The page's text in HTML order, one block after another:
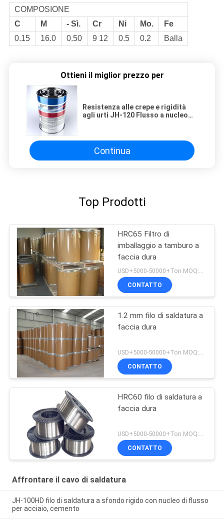
COMPOSIONE
C
M - Sì. Cr Ni Mo.
Fe
0.15
16.0 0.50 9 12 0.5 0.2 Balla
Ottieni il miglior prezzo per
Resistenza alle crepe e rigidità
agli urti JH-120 Flusso a nucleo
Continua
Top Prodotti
HRC65 Filtro di
imballaggio a tamburo a
faccia dura
USD+5000-50000+Ton MOQ:1 tonnellata
CONTATTO
1.2 mm filo di saldatura a
faccia dura
CONTATTO
HRC60 filo di saldatura a
faccia dura
CONTATTO
Affrontare il cavo di saldatura
JH-100HD filo di saldatura a sfondo rigido con nucleo di flusso
per acciaio, cemento